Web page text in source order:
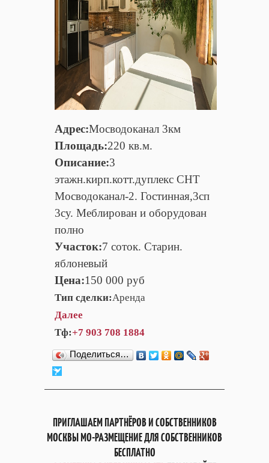
Адрес:Мосводоканал 3км
Площадь:220 кв.м.
Описание:3
этажн.кирп.котт.дуплекс СНТ
Мосводоканал-2. Гостинная,3сп
3су. Меблирован и оборудован
полно
Участок:7 соток. Старин.
яблоневый
Цена:150 000 руб
Тип сделки:Аренда
Далее
Тф:+7 903 708 1884
Поделиться…
ПРИГЛАШАЕМ ПАРТНЁРОВ И СОБСТВЕННИКОВ
МОСКВЫ МО-РАЗМЕЩЕНИЕ ДЛЯ СОБСТВЕННИКОВ
БЕСПЛАТНО